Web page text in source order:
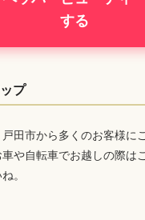
する
プ
田市から多くのお客様に
や自転車でお越しの際は
。